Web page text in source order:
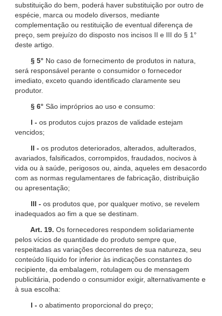
substituição do bem, poderá haver substituição por outro de
espécie, marca ou modelo diversos, mediante
complementação ou restituição de eventual diferença de
preço, sem prejuízo do disposto nos incisos II e III do § 1°
deste artigo.
§ 5° No caso de fornecimento de produtos in natura,
será responsável perante o consumidor o fornecedor
imediato, exceto quando identificado claramente seu
produtor.
§ 6° São impróprios ao uso e consumo:
I - os produtos cujos prazos de validade estejam
vencidos;
II - os produtos deteriorados, alterados, adulterados,
avariados, falsificados, corrompidos, fraudados, nocivos à
vida ou à saúde, perigosos ou, ainda, aqueles em desacordo
com as normas regulamentares de fabricação, distribuição
ou apresentação;
III - os produtos que, por qualquer motivo, se revelem
inadequados ao fim a que se destinam.
Art. 19. Os fornecedores respondem solidariamente
pelos vícios de quantidade do produto sempre que,
respeitadas as variações decorrentes de sua natureza, seu
conteúdo líquido for inferior às indicações constantes do
recipiente, da embalagem, rotulagem ou de mensagem
publicitária, podendo o consumidor exigir, alternativamente e
à sua escolha:
I - o abatimento proporcional do preço;